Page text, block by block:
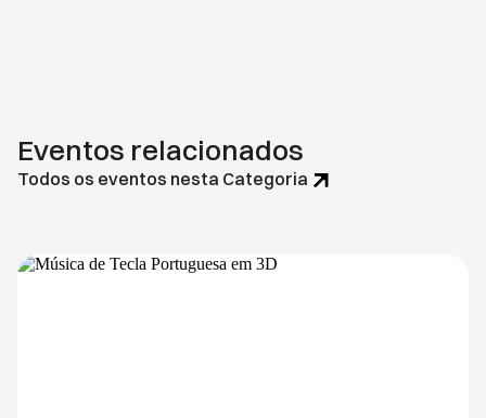
Eventos relacionados
Todos os eventos nesta Categoria